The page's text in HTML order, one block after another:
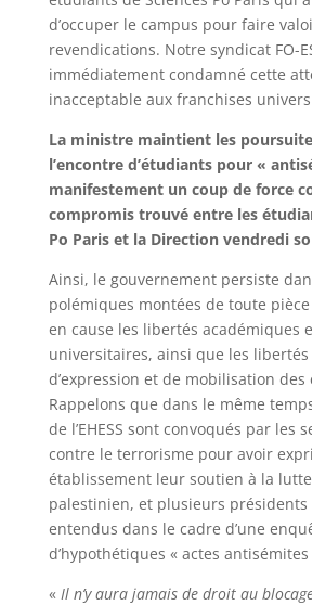
d’occuper le campus pour faire
revendications. Notre syndicat FO-
immédiatement condamné cette
inacceptable aux franchises
La ministre maintient les
l’encontre d’étudiants pour «
manifestement un coup de force
compromis trouvé entre les
Po Paris et la Direction vendredi
Ainsi, le gouvernement persiste
polémiques montées de toute
en cause les libertés académiques
universitaires, ainsi que les libertés
d’expression et de mobilisation
Rappelons que dans le même
de l’EHESS sont convoqués par les
contre le terrorisme pour avoir
établissement leur soutien à la
palestinien, et plusieurs présidents
entendus dans le cadre d’une
d’hypothétiques « actes antisémites
« Il n’y aura jamais de droit au